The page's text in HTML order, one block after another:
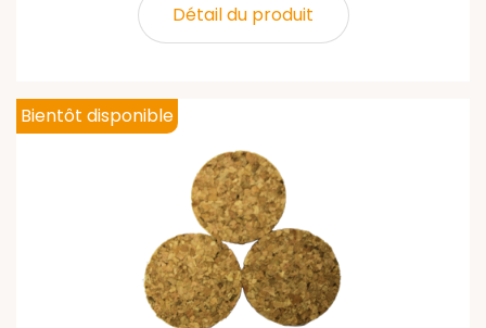
Détail du produit
Bientôt disponible